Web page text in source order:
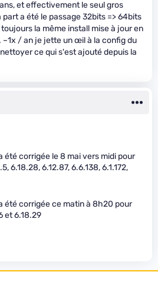
et effectivement le seul gros
a été le passage 32bits => 64bits
la même install mise à jour en
~1x / an je jette un œil à la config du
ce qui s'est ajouté depuis la
été corrigée le 8 mai vers midi pour
6.18.28, 6.12.87, 6.6.138, 6.1.172,
été corrigée ce matin à 8h20 pour
et 6.18.29